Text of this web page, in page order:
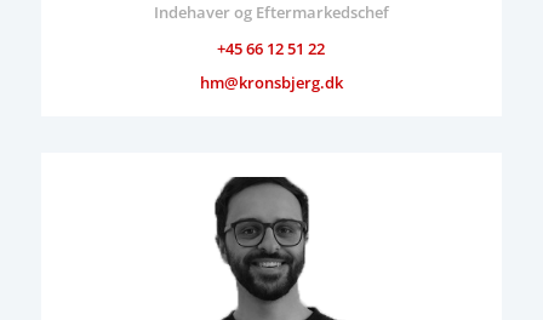
Indehaver og Eftermarkedschef
+45 66 12 51 22
hm@kronsbjerg.dk